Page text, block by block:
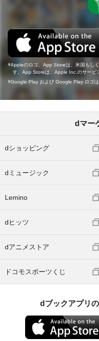
Appleのロゴ、App Storeは、米国もし
す。App Storeは、Apple Inc.のサービ
Google Play および Google Play ロゴ
dマー
dショッピング
dミュージック
Lemino
dヒッツ
dアニメストア
ドコモスポーツくじ
dブックアプリ